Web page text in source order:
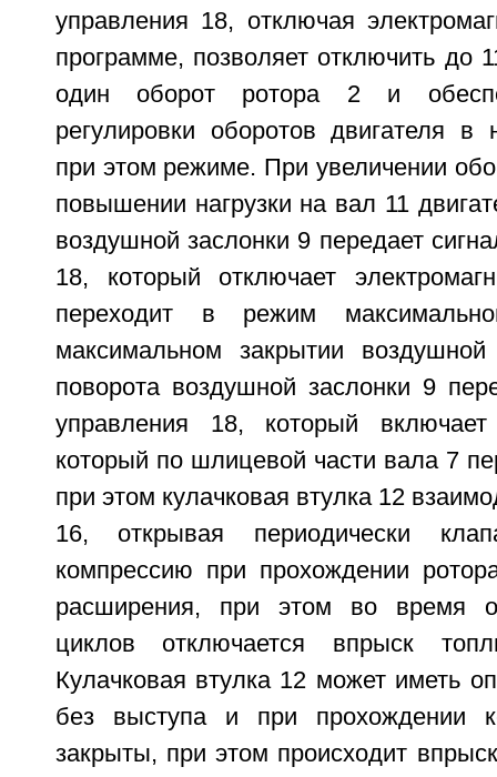
управления 18, отключая
программе, позволяет отключить до
один оборот ротора 2 и
регулировки оборотов двигателя в
при этом режиме. При увеличении
повышении нагрузки на вал 11
воздушной заслонки 9 передает
18, который отключает
переходит в режим
максимальном закрытии
поворота воздушной заслонки 9
управления 18, который включает
который по шлицевой части вала 7
при этом кулачковая втулка 12
16, открывая периодически
компрессию при прохождении
расширения, при этом во время
циклов отключается впрыск
Кулачковая втулка 12 может иметь
без выступа и при прохождении
закрыты, при этом происходит